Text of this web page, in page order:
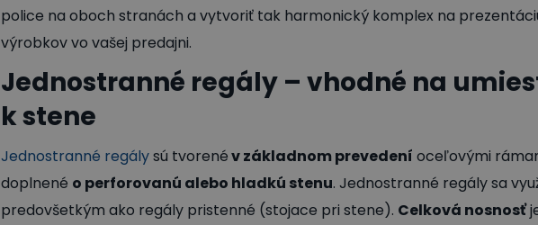
police na oboch stranách a vytvoriť tak harmonický komplex na
výrobkov vo vašej predajni.
Jednostranné regály – vhodné na
k stene
Jednostranné regálysú tvorenév základnom prevedení oceľovými
doplnené o perforovanú alebo hladkú stenu. Jednostranné regály sa
predovšetkým ako regály pristenné (stojace pri stene). Celková nosnosť